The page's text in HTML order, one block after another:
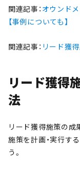
関連記事：オウンド
【事例についても】
関連記事： リード獲
リード獲得
法
リード獲得施策の成
施策を計画・実行す
う。